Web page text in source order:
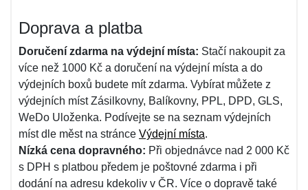
Doprava a platba
Doručení zdarma na výdejní místa: Stačí nakoupit za
více než 1000 Kč a doručení na výdejní místa a do
výdejních boxů budete mít zdarma. Vybírat můžete z
výdejních míst Zásilkovny, Balíkovny, PPL, DPD, GLS,
WeDo Uloženka. Podívejte se na seznam výdejních
míst dle měst na stránce Výdejní místa.
Nízká cena dopravného: Při objednávce nad 2 000 Kč
s DPH s platbou předem je poštovné zdarma i při
dodání na adresu kdekoliv v ČR. Více o dopravě také